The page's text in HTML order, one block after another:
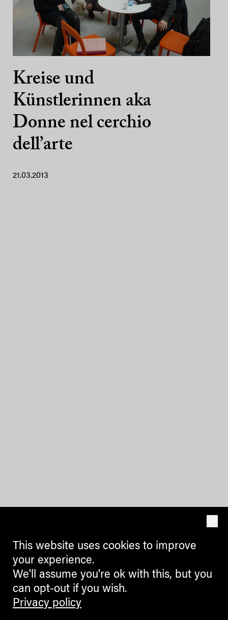
Kreise und
Künstlerinnen aka
Donne nel cerchio
dell’arte
21.03.2013
This website uses cookies to improve
your experience.
We'll assume you're ok with this, but you
can opt-out if you wish.
Privacy policy